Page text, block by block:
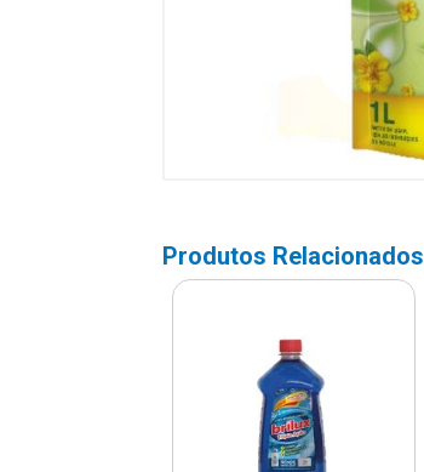
Produtos Relacionados